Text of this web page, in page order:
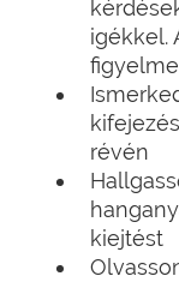
igékkel.
révén
kiejtést